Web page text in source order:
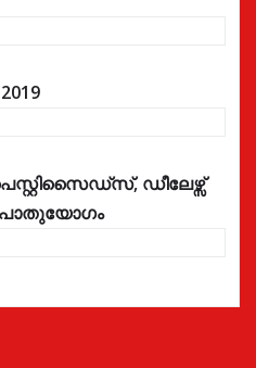
ഡീലേഴ്സ്